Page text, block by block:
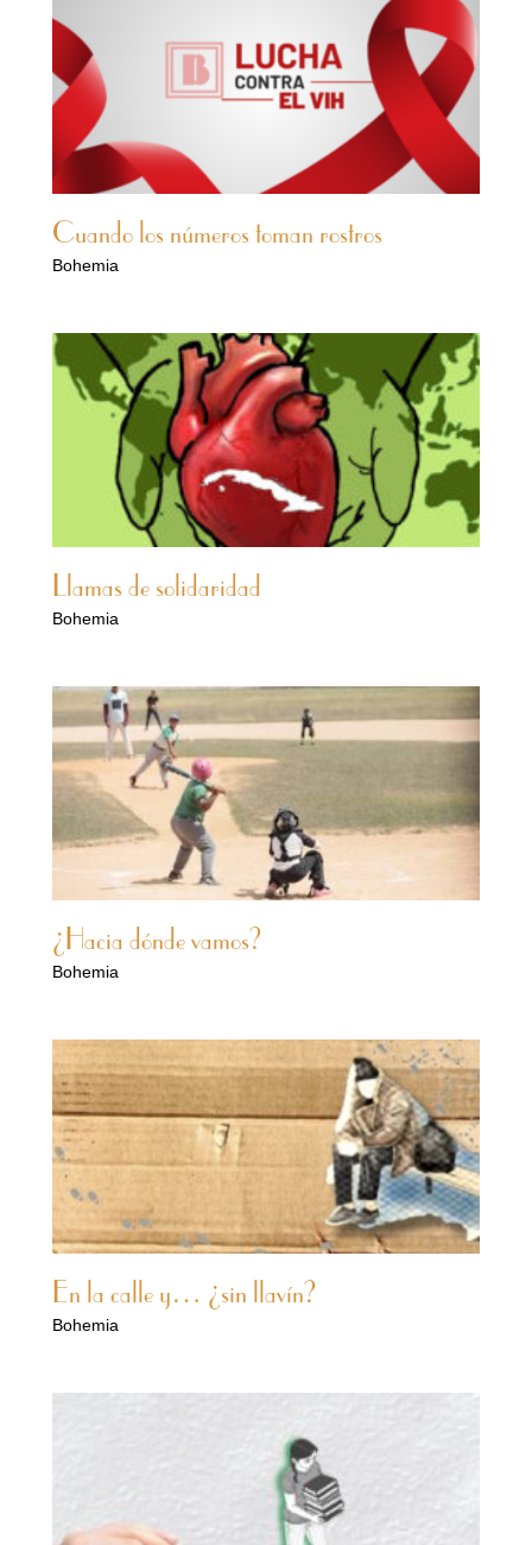
Cuando los números toman rostros
Bohemia
Llamas de solidaridad
Bohemia
¿Hacia dónde vamos?
Bohemia
En la calle y… ¿sin llavín?
Bohemia